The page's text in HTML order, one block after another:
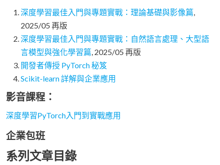
深度學習最佳入門與專題實戰：理論基礎與影像篇
2025/05 再版
深度學習最佳入門與專題實戰：自然語言處理、大型語
言模型與強化學習篇 , 2025/05 再版
開發者傳授 PyTorch 秘笈
Scikit-learn 詳解與企業應用
影音課程：
深度學習PyTorch入門到實戰應用
企業包班
系列文章目錄